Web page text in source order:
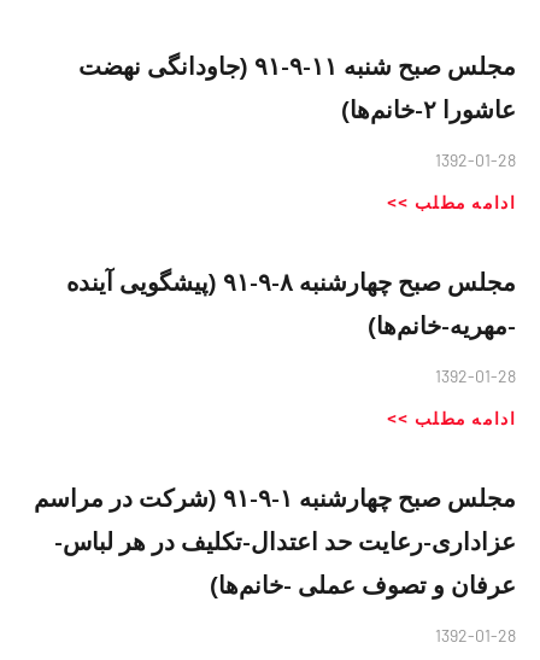
مجلس صبح شنبه ۱۱-۹-۹۱ (جاودانگی نهضت
عاشورا ۲-خانم‌ها)
1392-01-28
ادامه مطلب >>
مجلس صبح چهارشنبه ۸-۹-۹۱ (پیشگویی آینده
-مهریه-خانم‌ها)
1392-01-28
ادامه مطلب >>
مجلس صبح چهارشنبه ۱-۹-۹۱ (شرکت در مراسم
عزاداری-رعایت حد اعتدال-تکلیف در هر لباس-
عرفان و تصوف عملی -خانم‌ها)
1392-01-28